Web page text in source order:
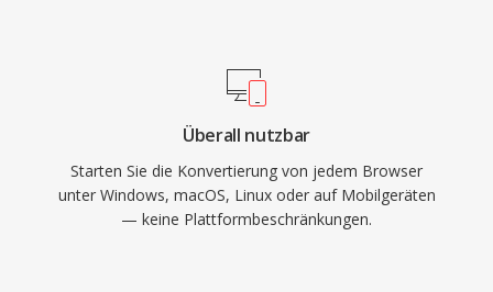
dient TTA weiterhin Nutzern, die Einfachheit
und transparente Kompression schätzen.
Überall nutzbar
Starten Sie die Konvertierung von jedem Browser
unter Windows, macOS, Linux oder auf Mobilgeräten
— keine Plattformbeschränkungen.